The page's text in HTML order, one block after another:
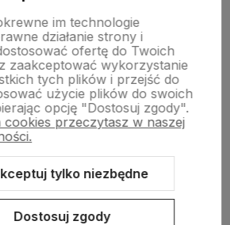
- Halloween, Sylwester,
To właśnieczarne dekoracje
przypadnie do gustu wszystkim
więc uzupełnić swoją
barwę.
im technologie
działanie strony i
ofertę do Twoich
zaakceptować wykorzystanie
tych plików i przejść do
użycie plików do swoich
opcję "Dostosuj zgody".
cookies przeczytasz w naszej
tylko niezbędne
Dostosuj zgody